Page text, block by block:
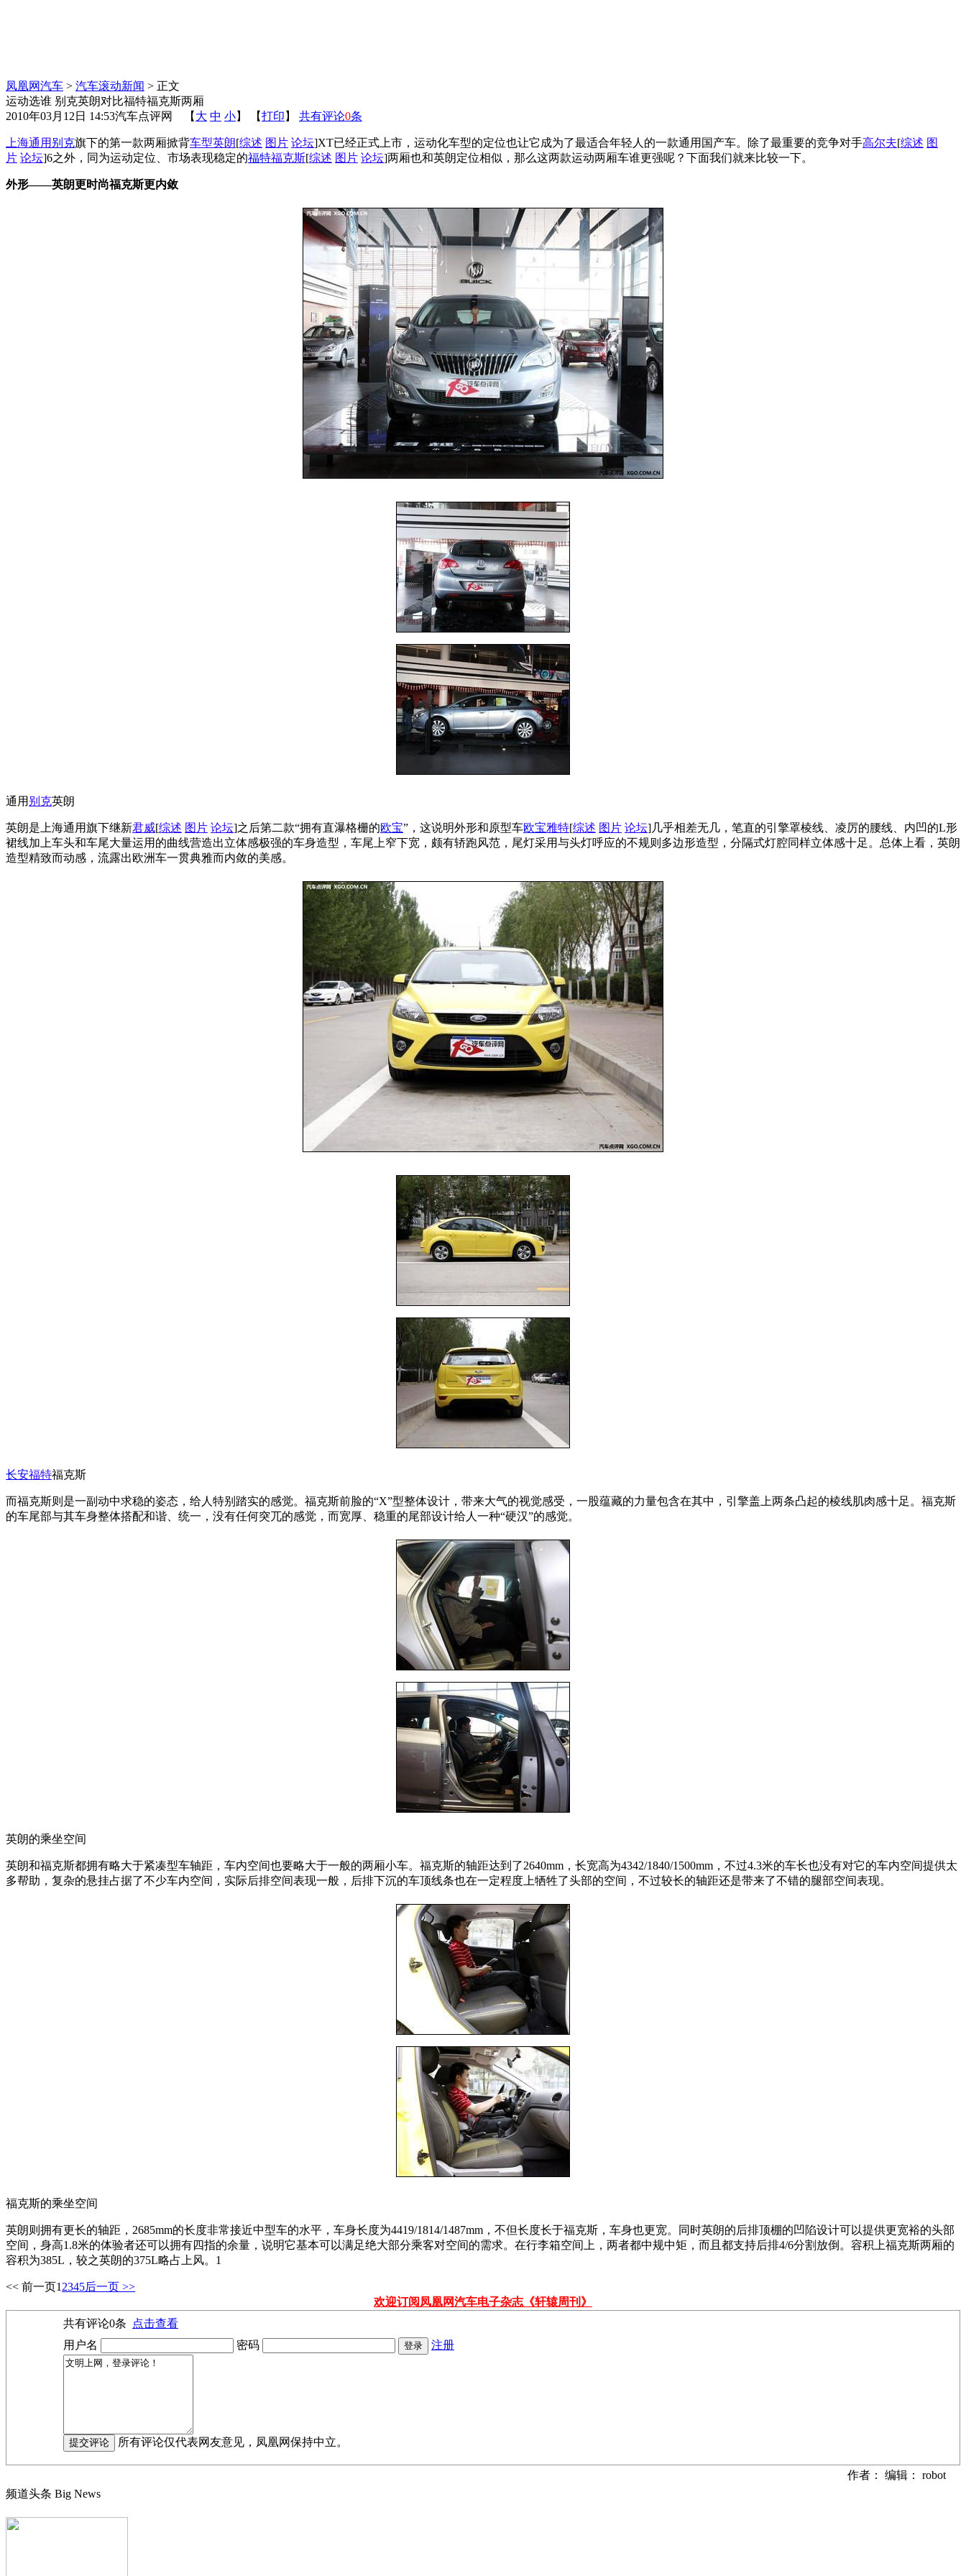
凤凰网汽车 > 汽车滚动新闻 > 正文
运动选谁 别克英朗对比福特福克斯两厢
2010年03月12日 14:53汽车点评网 【 大 中 小】 【打印 】 共有评论0条
上海通用 别克旗下的第一款两厢掀背车型英朗[综述 图片 论坛]XT已经正式上市，运动化车型的定位也让它成为了最适合年轻人的一款通用国产车。除了最重要的竞争对手高尔夫[综述 图
片 论坛]6之外，同为运动定位、市场表现稳定的福特福克斯[综述 图片 论坛]两厢也和英朗定位相似，那么这两款运动两厢车谁更强呢？下面我们就来比较一下。
外形——英朗更时尚福克斯更内敛
通用 别克英朗
英朗是上海通用旗下继新君威[综述 图片 论坛]之后第二款“拥有直瀑格栅的欧宝”，这说明外形和原型车欧宝雅特[综述 图片 论坛]几乎相差无几，笔直的引擎罩棱线、凌厉的腰线、内凹的L形
裙线加上车头和车尾大量运用的曲线营造出立体感极强的车身造型，车尾上窄下宽，颇有轿跑风范，尾灯采用与头灯呼应的不规则多边形造型，分隔式灯腔同样立体感十足。总体上看，英朗
造型精致而动感，流露出欧洲车一贯典雅而内敛的美感。
长安福特福克斯
而福克斯则是一副动中求稳的姿态，给人特别踏实的感觉。福克斯前脸的“X”型整体设计，带来大气的视觉感受，一股蕴藏的力量包含在其中，引擎盖上两条凸起的棱线肌肉感十足。福克斯
的车尾部与其车身整体搭配和谐、统一，没有任何突兀的感觉，而宽厚、稳重的尾部设计给人一种“硬汉”的感觉。
英朗的乘坐空间
英朗和福克斯都拥有略大于紧凑型车轴距，车内空间也要略大于一般的两厢小车。福克斯的轴距达到了2640mm，长宽高为4342/1840/1500mm，不过4.3米的车长也没有对它的车内空间提供太
多帮助，复杂的悬挂占据了不少车内空间，实际后排空间表现一般，后排下沉的车顶线条也在一定程度上牺牲了头部的空间，不过较长的轴距还是带来了不错的腿部空间表现。
福克斯的乘坐空间
英朗则拥有更长的轴距，2685mm的长度非常接近中型车的水平，车身长度为4419/1814/1487mm，不但长度长于福克斯，车身也更宽。同时英朗的后排顶棚的凹陷设计可以提供更宽裕的头部
空间，身高1.8米的体验者还可以拥有四指的余量，说明它基本可以满足绝大部分乘客对空间的需求。在行李箱空间上，两者都中规中矩，而且都支持后排4/6分割放倒。容积上福克斯两厢的
容积为385L，较之英朗的375L略占上风。1
<< 前一页1 2345后一页 >>
欢迎订阅凤凰网汽车电子杂志《轩辕周刊》
共有评论0条
点击查看
用户名
密码 注册
所有评论仅代表网友意见，凤凰网保持中立。
作者： 编辑： robot
频道头条 Big News